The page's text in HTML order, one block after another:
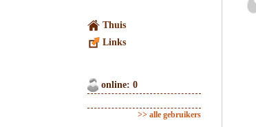
Thuis
Links
online: 0
>> alle gebruikers